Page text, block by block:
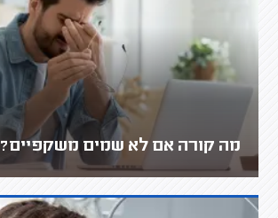
מה קורה אם לא שמים משקפיים?